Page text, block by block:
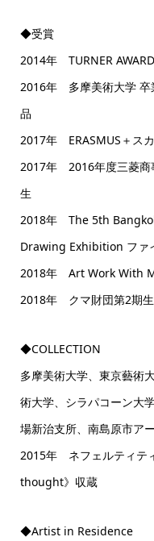
◆受賞
2014年 TURNER
2016年 多摩美術大学 卒
品
2017年 ERASMUS＋ス
2017年 2016年度三菱商
生
2018年 The 5th
Drawing Exhibition ファ
2018年 Art Work With
2018年 クマ財団第2期生
◆COLLECTION
多摩美術大学、東京藝術
術大学、シラパコーン大
場新治支所、南島原市ア
2015年 ネフェルティテ
thought》収蔵
◆Artist in Residence